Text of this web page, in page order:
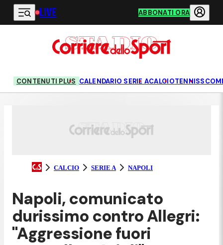
Vai al contenuto principale
LIVE ABBONATI ORA
CONTENUTI PLUS CALENDARIO SERIE ACALCIOTENNIS
CALCIO SERIE A NAPOLI
Napoli, comunicato
durissimo contro Allegri:
"Aggressione fuori